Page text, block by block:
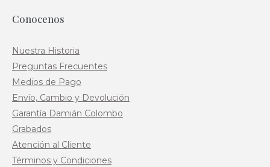
Conocenos
Nuestra Historia
Preguntas Frecuentes
Medios de Pago
Envío, Cambio y Devolución
Garantía Damián Colombo
Grabados
Atención al Cliente
Términos y Condiciones